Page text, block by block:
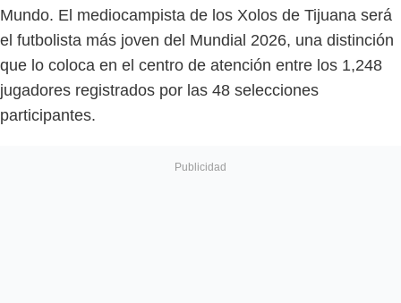
Mundo. El mediocampista de los Xolos de Tijuana será
el futbolista más joven del Mundial 2026, una distinción
que lo coloca en el centro de atención entre los 1,248
jugadores registrados por las 48 selecciones
participantes.